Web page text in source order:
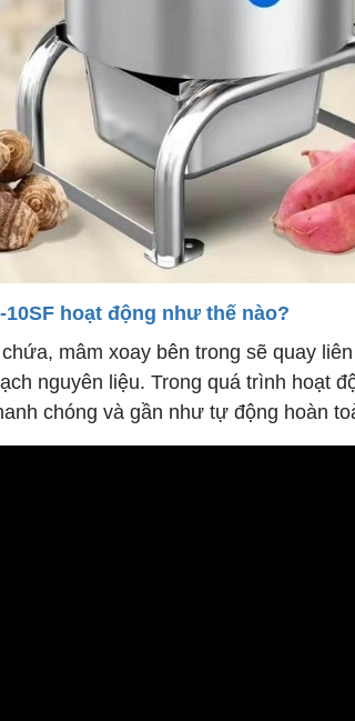
10SF hoạt động như thế nào?
mâm xoay bên trong sẽ quay
nguyên liệu. Trong quá trình hoạt
chóng và gần như tự động hoàn